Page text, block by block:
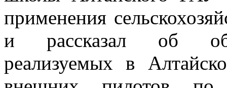
применения
и рассказал об
реализуемых в